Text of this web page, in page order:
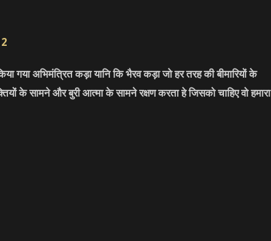
गया अभिमंत्रित कड़ा यानि कि भैरव कड़ा जो हर तरह की बीमारियों के
के सामने और बुरी आत्मा के सामने रक्षण करता हे जिसको चाहिए वो हमारा